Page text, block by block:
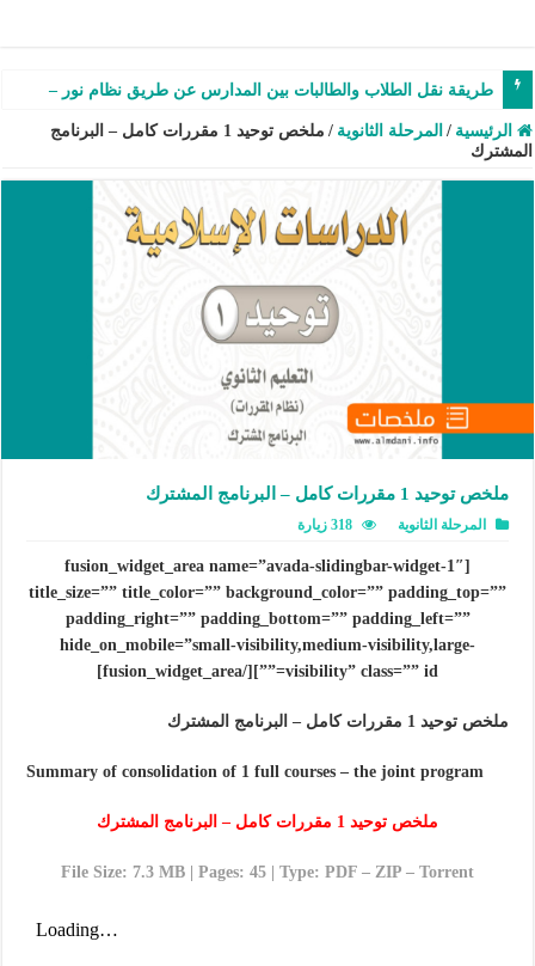
طريقة نقل الطلاب والطالبات بين المدارس عن طريق نظام نور – شرح
الرئيسية / المرحلة الثانوية /
ملخص توحيد 1 مقررات كامل – البرنامج
المشترك
ملخص توحيد 1 مقررات كامل – البرنامج المشترك
المرحلة الثانوية 318 زيارة
[fusion_widget_area name=”avada-slidingbar-widget-1″
title_size=”” title_color=”” background_color=”” padding_top=””
padding_right=”” padding_bottom=”” padding_left=””
hide_on_mobile=”small-visibility,medium-visibility,large-
visibility” class=”” id=””][/fusion_widget_area]
ملخص توحيد 1 مقررات كامل – البرنامج المشترك
Summary of consolidation of 1 full courses – the joint program
ملخص توحيد 1 مقررات كامل – البرنامج المشترك
File Size: 7.3 MB | Pages: 45 | Type: PDF – ZIP – Torrent